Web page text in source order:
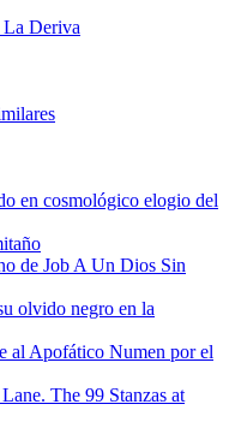
Deriva
en cosmológico elogio del
de Job A Un Dios Sin
olvido negro en la
al Apofático Numen por el
The 99 Stanzas at